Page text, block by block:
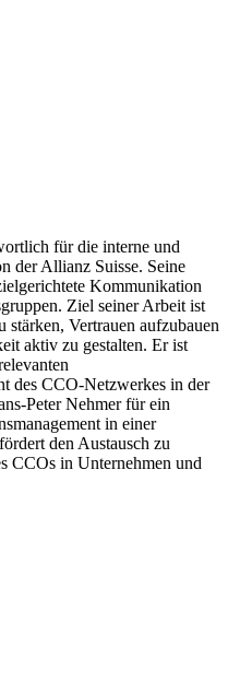
für die interne und
der Allianz Suisse. Seine
Kommunikation
Ziel seiner Arbeit ist
stärken, Vertrauen aufzubauen
aktiv zu gestalten. Er ist
des CCO-Netzwerkes in der
Nehmer für ein
in einer
den Austausch zu
CCOs in Unternehmen und